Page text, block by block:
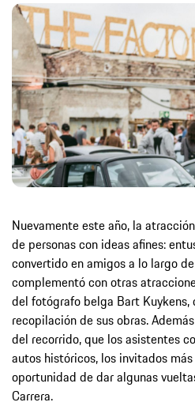
Nuevamente este año, la
de personas con ideas afines:
convertido en amigos a lo largo
complementó con otras
del fotógrafo belga Bart Kuykens,
recopilación de sus obras.
del recorrido, que los asistentes
autos históricos, los invitados
oportunidad de dar algunas
Carrera.